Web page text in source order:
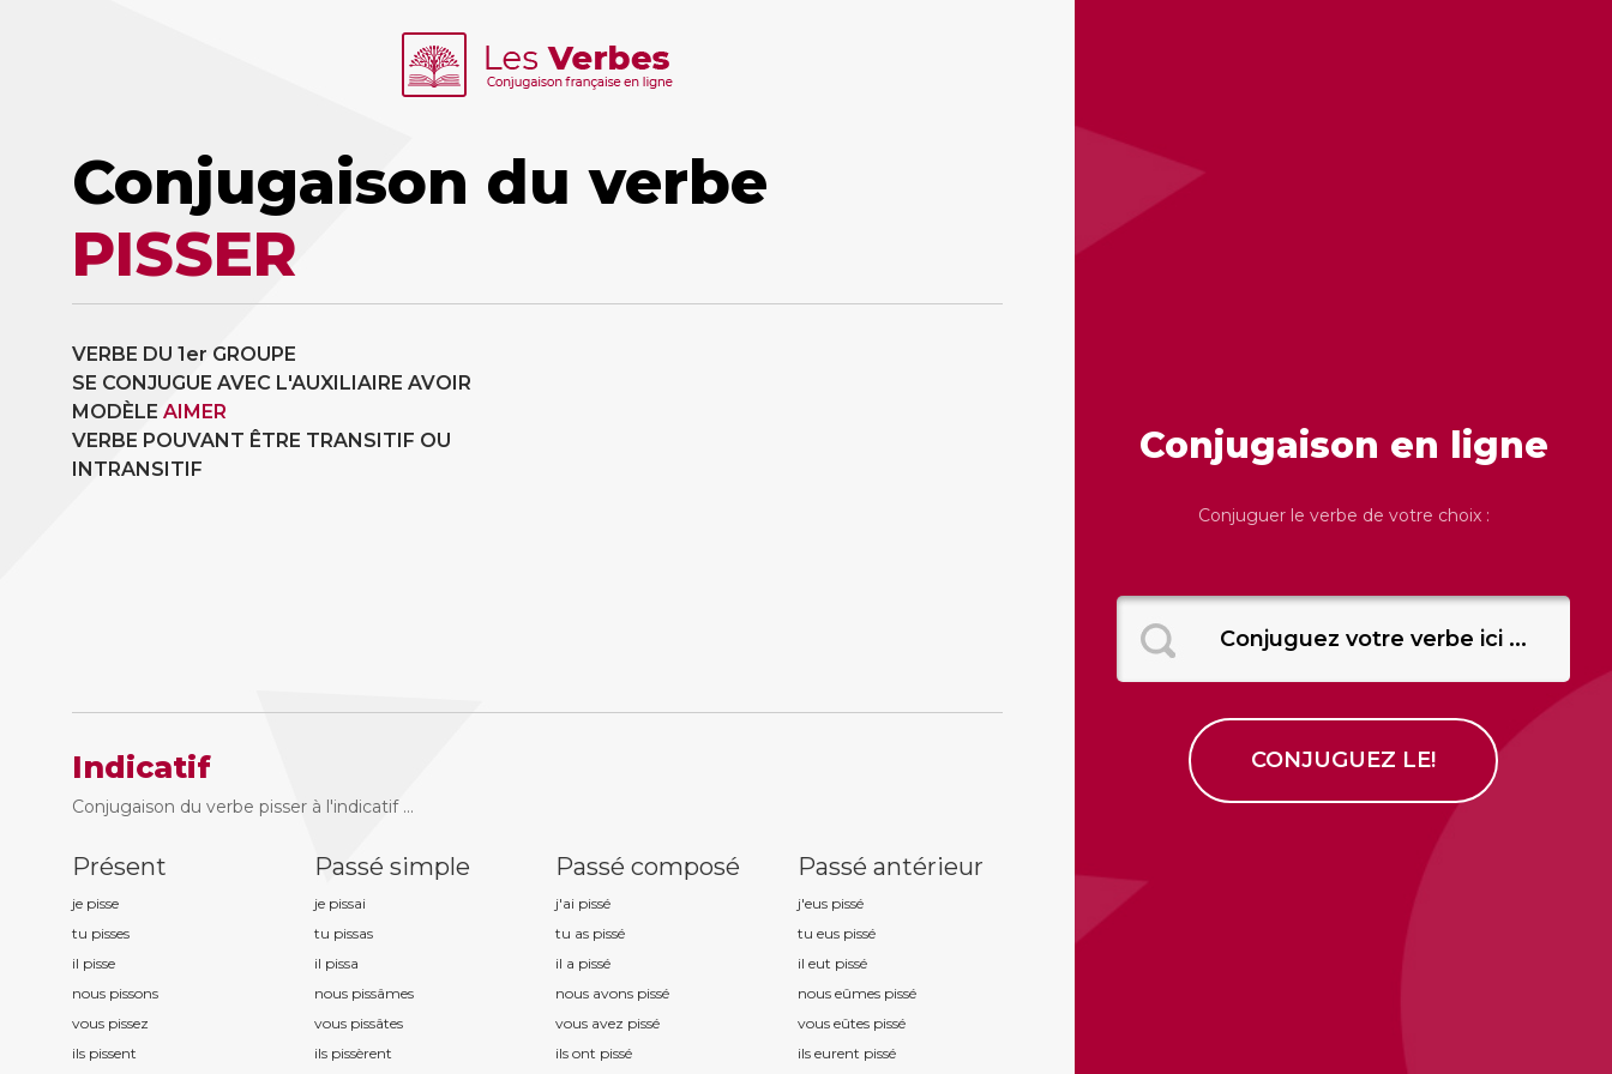
Conjugaison du verbe
PISSER
VERBE DU 1er GROUPE
SE CONJUGUE AVEC L'AUXILIAIRE AVOIR
MODÈLE AIMER
VERBE POUVANT ÊTRE TRANSITIF OU
INTRANSITIF
Indicatif
Conjugaison du verbe pisser à l'indicatif ...
Présent
je pisse
tu pisses
il pisse
nous pissons
vous pissez
ils pissent
Passé simple
je pissai
tu pissas
il pissa
nous pissâmes
vous pissâtes
ils pissèrent
Passé composé
j'ai pissé
tu as pissé
il a pissé
nous avons pissé
vous avez pissé
ils ont pissé
Passé antérieur
j'eus pissé
tu eus pissé
il eut pissé
nous eûmes pissé
vous eûtes pissé
ils eurent pissé
Conjugaison en ligne
Conjuguer le verbe de votre choix :